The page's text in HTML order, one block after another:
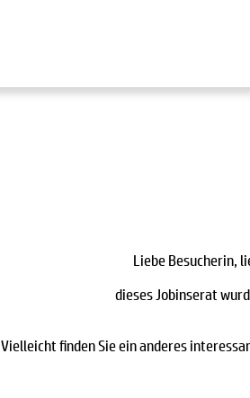
Liebe Besucherin,
dieses Jobinserat
Vielleicht finden Sie ein anderes